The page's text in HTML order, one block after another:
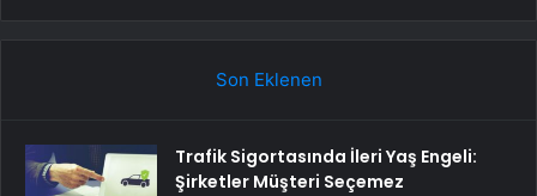
Son Eklenen
Trafik Sigortasında İleri Yaş Engeli:
Şirketler Müşteri Seçemez